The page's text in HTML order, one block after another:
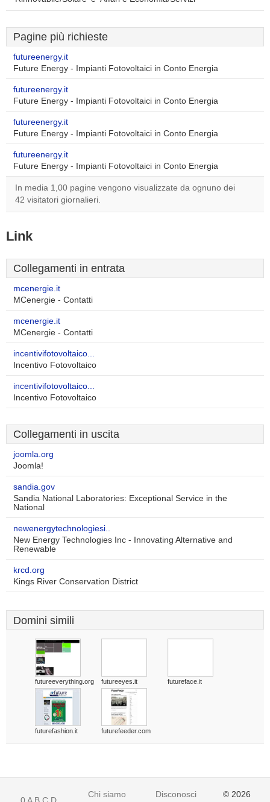
Pagine più richieste
futureenergy.it
Future Energy - Impianti Fotovoltaici in Conto Energia
futureenergy.it
Future Energy - Impianti Fotovoltaici in Conto Energia
futureenergy.it
Future Energy - Impianti Fotovoltaici in Conto Energia
futureenergy.it
Future Energy - Impianti Fotovoltaici in Conto Energia
In media 1,00 pagine vengono visualizzate da ognuno dei
42 visitatori giornalieri.
Link
Collegamenti in entrata
mcenergie.it
MCenergie - Contatti
mcenergie.it
MCenergie - Contatti
incentivifotovoltaico...
Incentivo Fotovoltaico
incentivifotovoltaico...
Incentivo Fotovoltaico
Collegamenti in uscita
joomla.org
Joomla!
sandia.gov
Sandia National Laboratories: Exceptional Service in the
National
newenergytechnologiesi..
New Energy Technologies Inc - Innovating Alternative and
Renewable
krcd.org
Kings River Conservation District
Domini simili
futureeverything.org futureeyes.it futureface.it
futurefashion.it futurefeeder.com
Chi siamo Disconoscimento © 2026